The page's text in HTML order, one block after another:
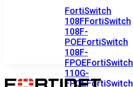
FortiSwitch
108FFortiSwitch
108F-
POEFortiSwitch
108F-
FPOEFortiSwitch
110G-
FPOEFortiSwitch